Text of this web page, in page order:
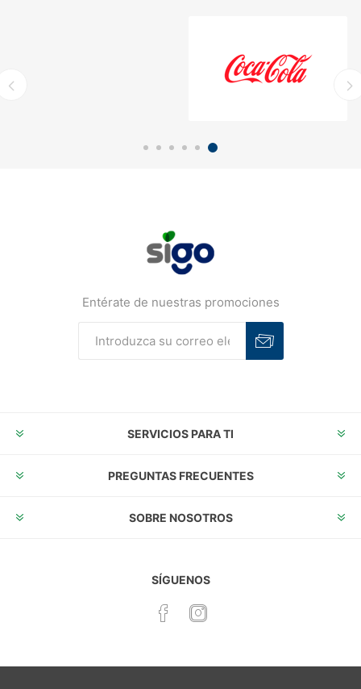
Entérate de nuestras promociones
SERVICIOS PARA TI
PREGUNTAS FRECUENTES
SOBRE NOSOTROS
SÍGUENOS